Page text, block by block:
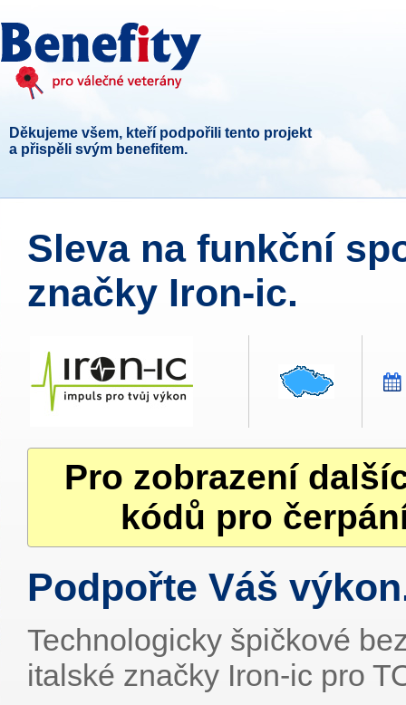
Děkujeme všem, kteří podpořili tento projekt
a přispěli svým benefitem.
Sleva na funkční
značky Iron-ic.
Pro zobrazení
kódů pro
Podpořte Váš
Technologicky špičkové
italské značky Iron-ic pro